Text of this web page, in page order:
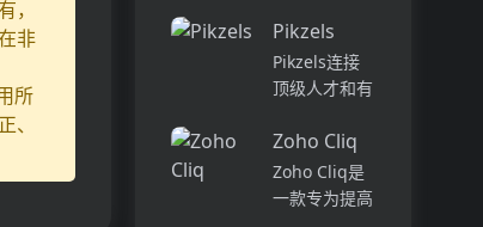
，
非
所
模型（...
档和文件、整
理研究材料、
组织内容库，
并将所有文件
和内容集中在
工参与度分析
平台。它可以
深入分析公司
队和岗位的参
与度,帮助管
理者明确团队
互动症结所
Pikzels
Pikzels连接
顶级人才和有
我们促进协
作，释放创意
卓越。加入我
Zoho Cliq
Zoho Cliq是
一款专为提高